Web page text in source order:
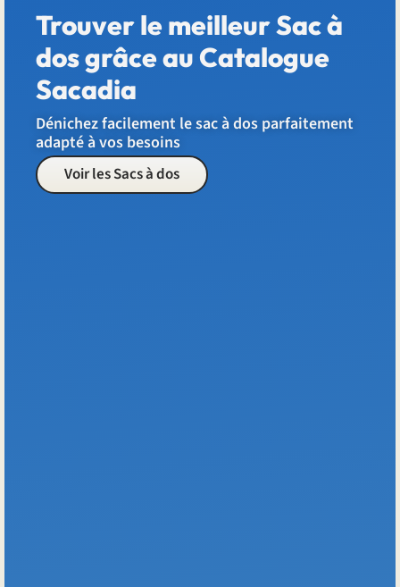
Trouver le meilleur Sac à
dos grâce au Catalogue
Sacadia
Dénichez facilement le sac à dos parfaitement
adapté à vos besoins
Voir les Sacs à dos